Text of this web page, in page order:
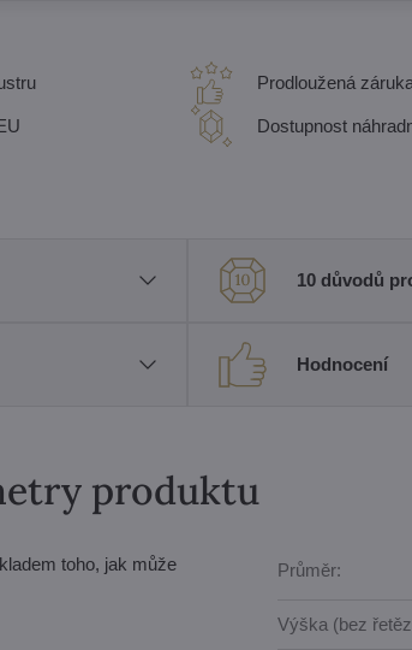
Prodloužená
Dostupnost
10 důvodů
Hodnocení
produktu
toho, jak může
Průměr:
Výška (bez